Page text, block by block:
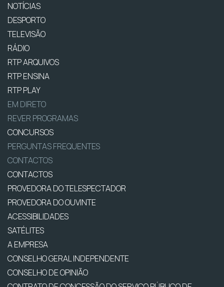
NOTÍCIAS
DESPORTO
TELEVISÃO
RÁDIO
RTP ARQUIVOS
RTP ENSINA
RTP PLAY
EM DIRETO
REVER PROGRAMAS
CONCURSOS
PERGUNTAS FREQUENTES
CONTACTOS
CONTACTOS
PROVEDORA DO TELESPECTADOR
PROVEDORA DO OUVINTE
ACESSIBILIDADES
SATÉLITES
A EMPRESA
CONSELHO GERAL INDEPENDENTE
CONSELHO DE OPINIÃO